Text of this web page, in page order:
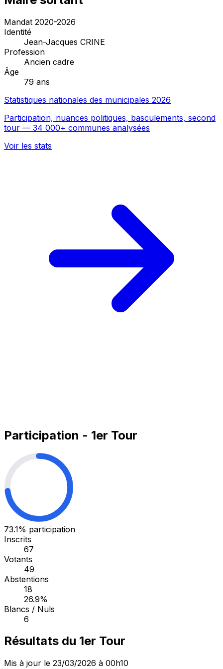
Mandat 2020-2026
Identité
Jean-Jacques CRINE
Profession
Ancien cadre
Âge
79 ans
Statistiques nationales des municipales 2026
Participation, nuances politiques, basculements, second
tour — 34 000+ communes analysées
Voir les stats
Participation - 1er Tour
73.1% participation
Inscrits
67
Votants
49
Abstentions
18
26.9%
Blancs / Nuls
6
Résultats du 1er Tour
Mis à jour le 23/03/2026 à 00h10